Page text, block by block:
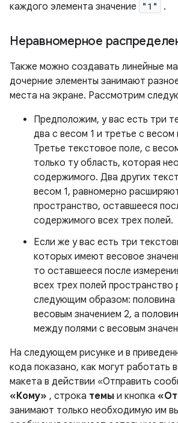
каждого элемента значение "1" .
Неравномерное
Также можно создавать линейные
дочерние элементы занимают
места на экране. Рассмотрим
Предположим, у вас есть три
два с весом 1 и третье с
Третье текстовое поле, с
только ту область, которая
содержимого. Два других
весом 1, равномерно
пространство, оставшееся
содержимого всех трех полей.
Если же у вас есть три
которых имеют весовое
то оставшееся после
всех трех полей пространство
следующим образом: половина
весовым значением 2, а
между полями с весовым
На следующем рисунке и в
кода показано, как могут работать
макета в действии «Отправить
«Кому» , строка темы и кнопка
занимают только необходимую им